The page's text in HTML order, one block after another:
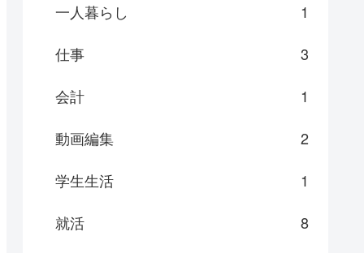
一人暮らし
1
仕事
3
会計
1
動画編集
2
学生生活
1
就活
8